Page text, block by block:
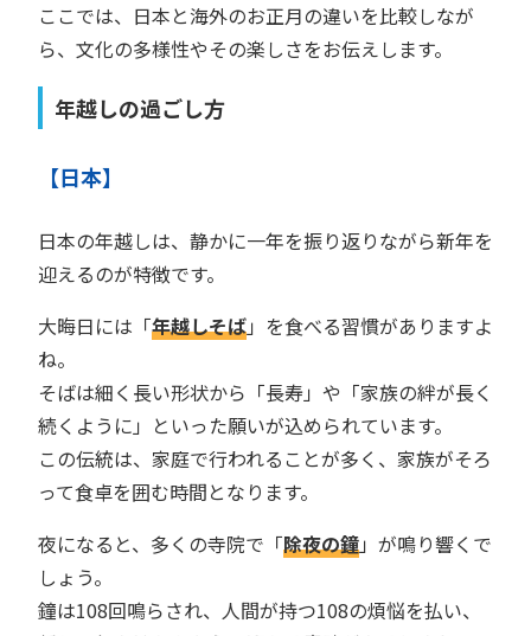
ここでは、日本と海外のお正月の違いを比較しなが
ら、文化の多様性やその楽しさをお伝えします。
年越しの過ごし方
【日本】
日本の年越しは、静かに一年を振り返りながら新年を
迎えるのが特徴です。
大晦日には「年越しそば」を食べる習慣がありますよ
ね。
そばは細く長い形状から「長寿」や「家族の絆が長く
続くように」といった願いが込められています。
この伝統は、家庭で行われることが多く、家族がそろ
って食卓を囲む時間となります。
夜になると、多くの寺院で「除夜の鐘」が鳴り響くで
しょう。
鐘は108回鳴らされ、人間が持つ108の煩悩を払い、